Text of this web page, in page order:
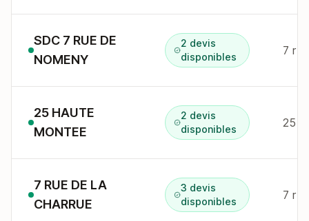
SDC 7 RUE DE
NOMENY
2 devis
disponibles
7 r
25 HAUTE
MONTEE
2 devis
disponibles
25 r
7 RUE DE LA
CHARRUE
3 devis
disponibles
7 r